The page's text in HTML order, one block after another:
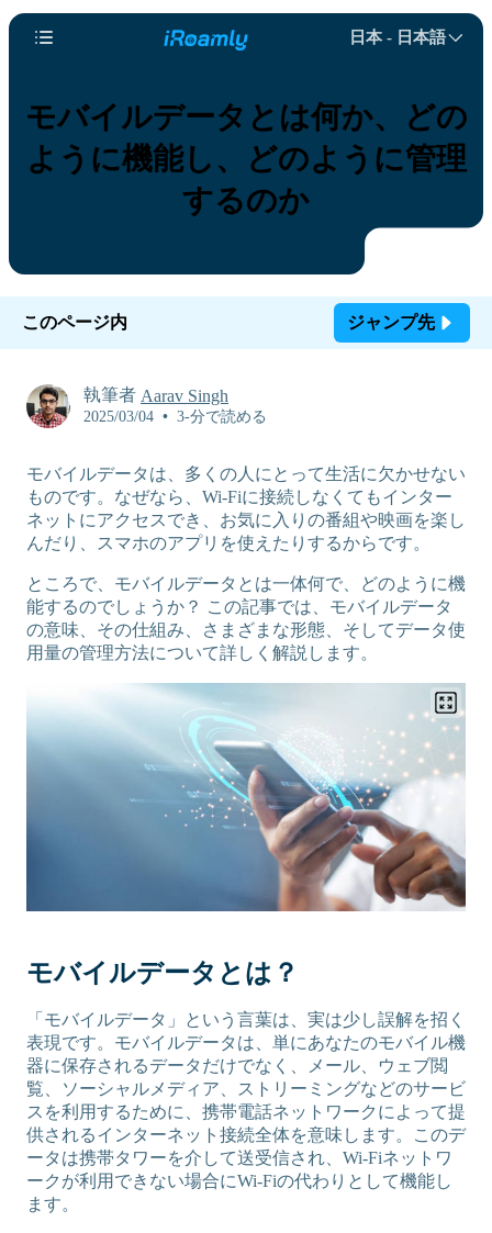
日本 - 日本語
モバイルデータとは何か、どの
ように機能し、どのように管理
するのか
このページ内 ジャンプ先
執筆者 Aarav Singh
2025/03/04 • 3-分で読める
モバイルデータは、多くの人にとって生活に欠かせない
ものです。なぜなら、Wi‑Fiに接続しなくてもインター
ネットにアクセスでき、お気に入りの番組や映画を楽し
んだり、スマホのアプリを使えたりするからです。
ところで、モバイルデータとは一体何で、どのように機
能するのでしょうか？ この記事では、モバイルデータ
の意味、その仕組み、さまざまな形態、そしてデータ使
用量の管理方法について詳しく解説します。
モバイルデータとは？
「モバイルデータ」という言葉は、実は少し誤解を招く
表現です。モバイルデータは、単にあなたのモバイル機
器に保存されるデータだけでなく、メール、ウェブ閲
覧、ソーシャルメディア、ストリーミングなどのサービ
スを利用するために、携帯電話ネットワークによって提
供されるインターネット接続全体を意味します。このデ
ータは携帯タワーを介して送受信され、Wi-Fiネットワ
ークが利用できない場合にWi-Fiの代わりとして機能し
ます。